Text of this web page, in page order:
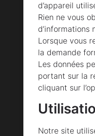
d’appareil
Rien ne vous
d’informations
Lorsque vous
la demande
Les données
portant sur la
cliquant sur
Notre site